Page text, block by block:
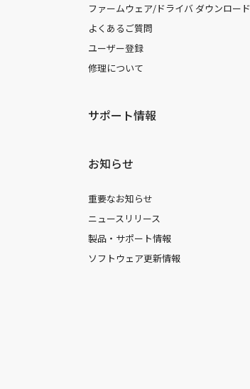
ファームウェア/ドライバ ダウンロード
よくあるご質問
ユーザー登録
修理について
サポート情報
お知らせ
重要なお知らせ
ニュースリリース
製品・サポート情報
ソフトウェア更新情報